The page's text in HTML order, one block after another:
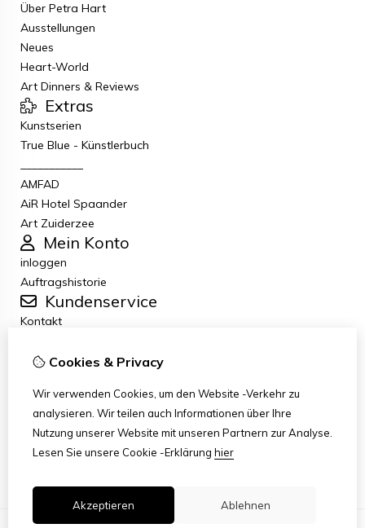
Über Petra Hart
Ausstellungen
Neues
Heart-World
Art Dinners & Reviews
Extras
Kunstserien
True Blue - Künstlerbuch
AMFAD
AiR Hotel Spaander
Art Zuiderzee
Mein Konto
inloggen
Auftragshistorie
Kundenservice
Kontakt
Allgemeine Geschäftsbedingungen
Disclaimer
Haftungsausschluss per E-Mail
Copyright
Stichting Art Zuiderzee Route
Cookies & Privacy
Wir verwenden Cookies, um den Website -Verkehr zu
analysieren. Wir teilen auch Informationen über Ihre
Nutzung unserer Website mit unseren Partnern zur Analyse.
Lesen Sie unsere Cookie -Erklärung hier
Akzeptieren Ablehnen